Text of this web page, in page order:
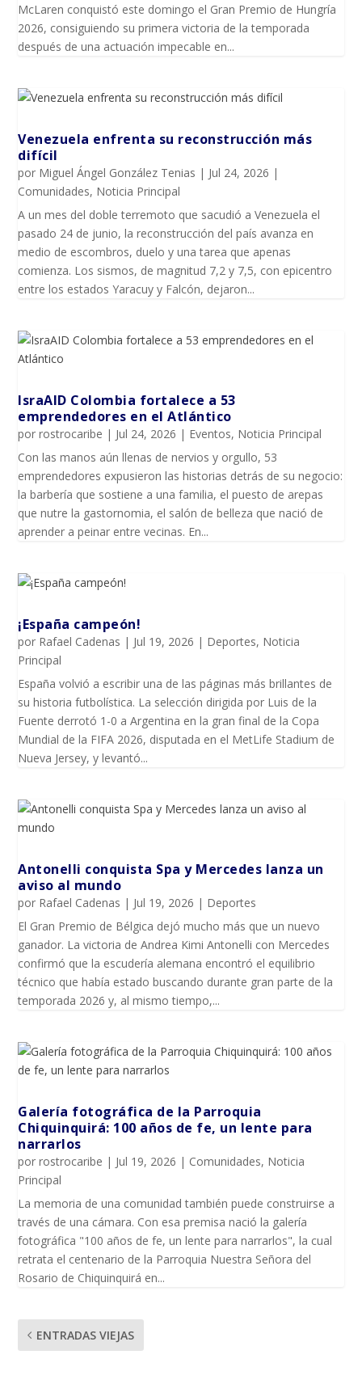
McLaren conquistó este domingo el Gran Premio de Hungría
2026, consiguiendo su primera victoria de la temporada
después de una actuación impecable en...
Venezuela enfrenta su reconstrucción más
difícil
por Miguel Ángel González Tenias | Jul 24, 2026 |
Comunidades, Noticia Principal
A un mes del doble terremoto que sacudió a Venezuela el
pasado 24 de junio, la reconstrucción del país avanza en
medio de escombros, duelo y una tarea que apenas
comienza. Los sismos, de magnitud 7,2 y 7,5, con epicentro
entre los estados Yaracuy y Falcón, dejaron...
IsraAID Colombia fortalece a 53
emprendedores en el Atlántico
porrostrocaribe | Jul 24, 2026 | Eventos, Noticia Principal
Con las manos aún llenas de nervios y orgullo, 53
emprendedores expusieron las historias detrás de su negocio:
la barbería que sostiene a una familia, el puesto de arepas
que nutre la gastornomia, el salón de belleza que nació de
aprender a peinar entre vecinas. En...
¡España campeón!
por Rafael Cadenas | Jul 19, 2026 | Deportes, Noticia
Principal
España volvió a escribir una de las páginas más brillantes de
su historia futbolística. La selección dirigida por Luis de la
Fuente derrotó 1-0 a Argentina en la gran final de la Copa
Mundial de la FIFA 2026, disputada en el MetLife Stadium de
Nueva Jersey, y levantó...
Antonelli conquista Spa y Mercedes lanza un
aviso al mundo
por Rafael Cadenas | Jul 19, 2026 | Deportes
El Gran Premio de Bélgica dejó mucho más que un nuevo
ganador. La victoria de Andrea Kimi Antonelli con Mercedes
confirmó que la escudería alemana encontró el equilibrio
técnico que había estado buscando durante gran parte de la
temporada 2026 y, al mismo tiempo,...
Galería fotográfica de la Parroquia
Chiquinquirá: 100 años de fe, un lente para
narrarlos
porrostrocaribe | Jul 19, 2026 | Comunidades, Noticia
Principal
La memoria de una comunidad también puede construirse a
través de una cámara. Con esa premisa nació la galería
fotográfica "100 años de fe, un lente para narrarlos", la cual
retrata el centenario de la Parroquia Nuestra Señora del
Rosario de Chiquinquirá en...
ENTRADAS VIEJAS